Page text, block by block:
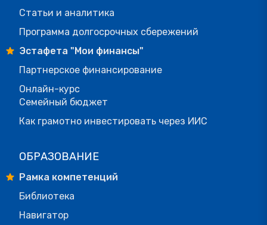
Статьи и аналитика
Программа долгосрочных сбережений
Эстафета "Мои финансы"
Партнерское финансирование
Онлайн-курс
Семейный бюджет
Как грамотно инвестировать через ИИС
ОБРАЗОВАНИЕ
Рамка компетенций
Библиотека
Навигатор